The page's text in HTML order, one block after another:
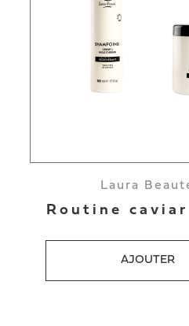
Laura
Routine caviar
AJOUTER